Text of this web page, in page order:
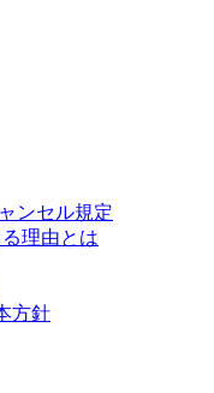
ンセル規定
理由とは
方針